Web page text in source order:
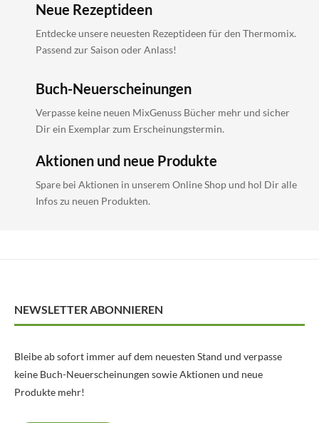
Neue Rezeptideen
Entdecke unsere neuesten Rezeptideen für den Thermomix.
Passend zur Saison oder Anlass!
Buch-Neuerscheinungen
Verpasse keine neuen MixGenuss Bücher mehr und sicher
Dir ein Exemplar zum Erscheinungstermin.
Aktionen und neue Produkte
Spare bei Aktionen in unserem Online Shop und hol Dir alle
Infos zu neuen Produkten.
NEWSLETTER ABONNIEREN
Bleibe ab sofort immer auf dem neuesten Stand und verpasse
keine Buch-Neuerscheinungen sowie Aktionen und neue
Produkte mehr!